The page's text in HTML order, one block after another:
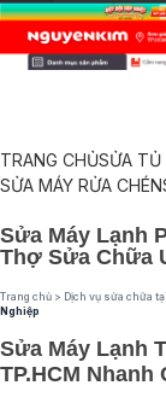
TRANG CHỦSỬA TỦ
SỬA MÁY RỬA CHÉN
Sửa Máy Lạnh
Thợ Sửa Chữa
Trang chủ > Dịch vụ sửa chữa
Nghiệp
Sửa Máy Lạnh
TP.HCM